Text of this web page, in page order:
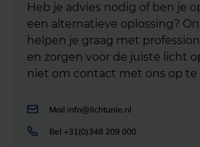
Heb je advies nodig of ben je
een alternatieve oplossing?
helpen je graag met
en zorgen voor de juiste licht
niet om contact met ons op te
Mail info@lichtunie.nl
Bel +31(0)348 209 000